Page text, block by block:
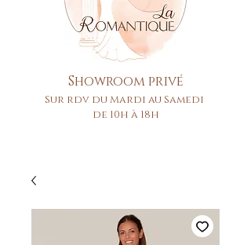
Showroom privé
Sur rdv du Mardi au Samedi
de 10h à 18h